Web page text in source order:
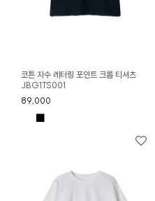
코튼 자수 레터링 포인트 크롭 티셔츠
JBG1TS001
89,000
■